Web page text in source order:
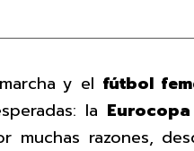
y el fútbol
la
muchas razones,